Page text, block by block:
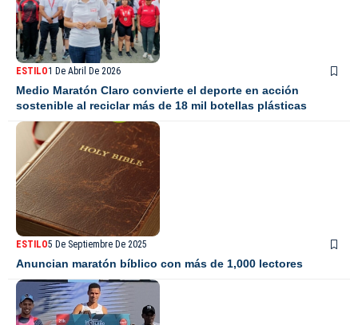
ESTILO1 De Abril De 2026
Medio Maratón Claro convierte el deporte en acción
sostenible al reciclar más de 18 mil botellas plásticas
ESTILO5 De Septiembre De 2025
Anuncian maratón bíblico con más de 1,000 lectores